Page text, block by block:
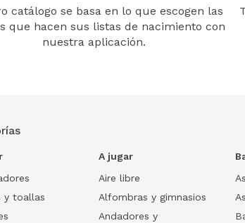
catálogo se basa en lo que escogen las
que hacen sus listas de nacimiento con
nuestra aplicación.
y toallas
A jugar
Aire libre
Alfombras y gimnasios
Andadores y